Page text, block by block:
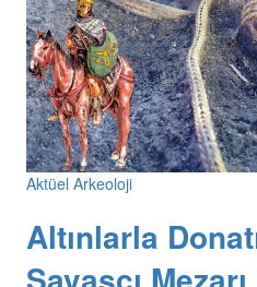
Aktüel Arkeoloji
Altınlarla